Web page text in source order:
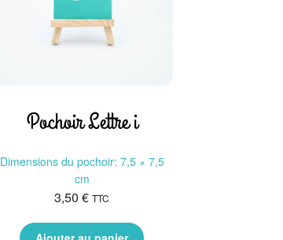
Pochoir Lettre i
Dimensions du pochoir: 7,5 × 7,5
cm
3,50€ TTC